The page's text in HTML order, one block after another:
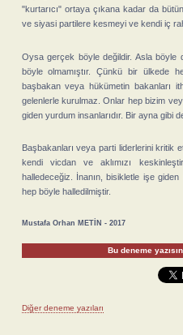
"kurtarıcı" ortaya çıkana kadar da
ve siyasi partilere kesmeyi ve kendi iç
Oysa gerçek böyle değildir. Asla
böyle olmamıştır. Çünkü bir ülkede
başbakan veya hükümetin bakanları
gelenlerle kurulmaz. Onlar hep bizim
giden yurdum insanlarıdır. Bir ayna gibi
Başbakanları veya parti liderlerini kritik
kendi vicdan ve aklımızı
halledeceğiz. İnanın, bisikletle işe
hep böyle halledilmiştir.
Mustafa Orhan METİN - 2017
Bu deneme
Diğer deneme yazıları